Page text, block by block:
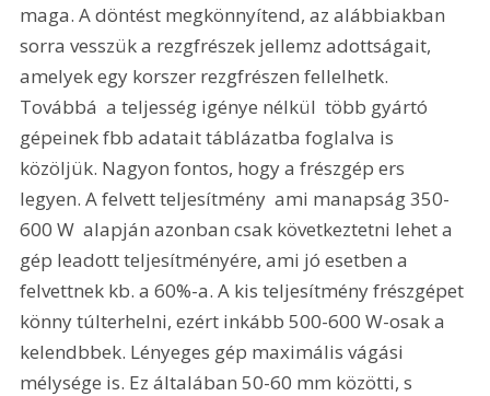
maga. A döntést megkönnyítend, az alábbiakban
sorra vesszük a rezgfrészek jellemz adottságait,
amelyek egy korszer rezgfrészen fellelhetk.
Továbbá  a teljesség igénye nélkül  több gyártó
gépeinek fbb adatait táblázatba foglalva is
közöljük. Nagyon fontos, hogy a frészgép ers
legyen. A felvett teljesítmény  ami manapság 350-
600 W  alapján azonban csak következtetni lehet a
gép leadott teljesítményére, ami jó esetben a
felvettnek kb. a 60%-a. A kis teljesítmény frészgépet
könny túlterhelni, ezért inkább 500-600 W-osak a
kelendbbek. Lényeges gép maximális vágási
mélysége is. Ez általában 50-60 mm közötti, s